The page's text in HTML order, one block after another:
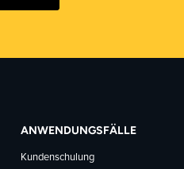
ANWENDUNGSFÄLLE
Kundenschulung